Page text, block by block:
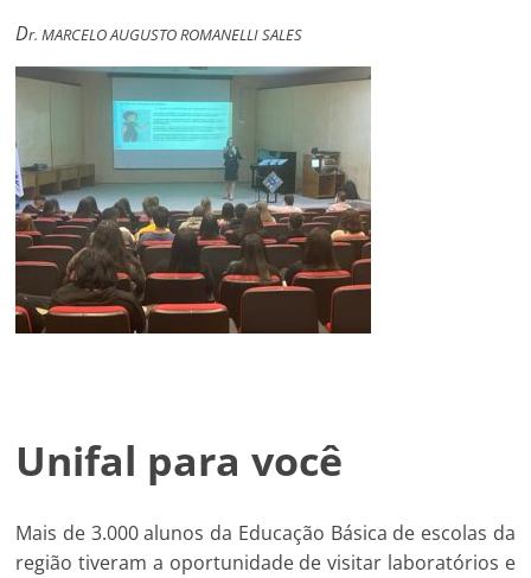
Dr. MARCELO AUGUSTO ROMANELLI SALES
Unifal para você
Mais de 3.000 alunos da Educação Básica de escolas da
região tiveram a oportunidade de visitar laboratórios e